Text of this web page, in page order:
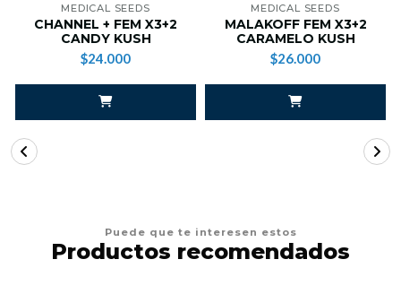
MEDICAL SEEDS
CHANNEL + FEM X3+2
CANDY KUSH
$24.000
MEDICAL SEEDS
MALAKOFF FEM X3+2
CARAMELO KUSH
$26.000
Puede que te interesen estos
Productos recomendados